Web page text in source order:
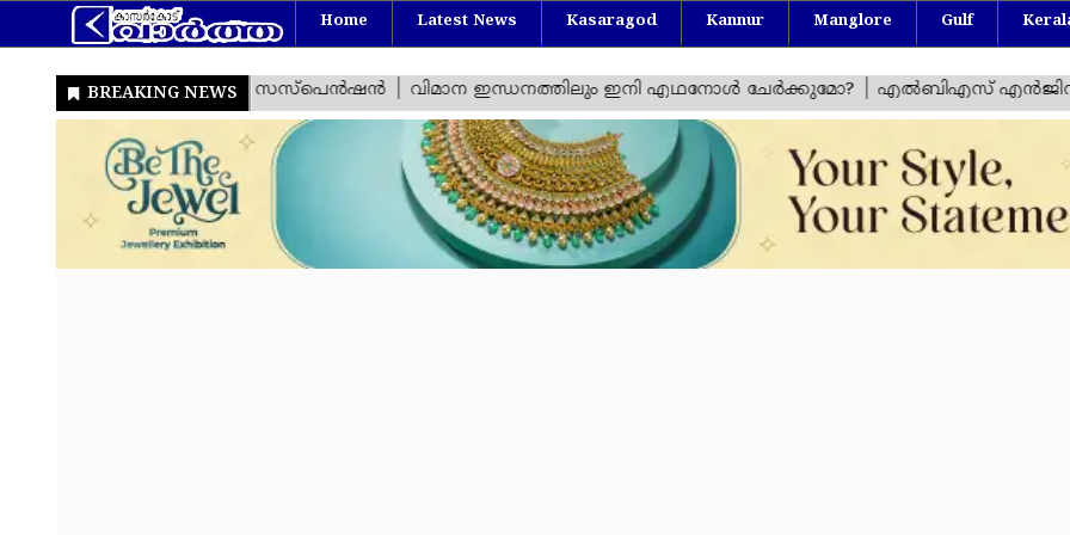
Home Latest News Kasaragod Kannur Manglore Gulf